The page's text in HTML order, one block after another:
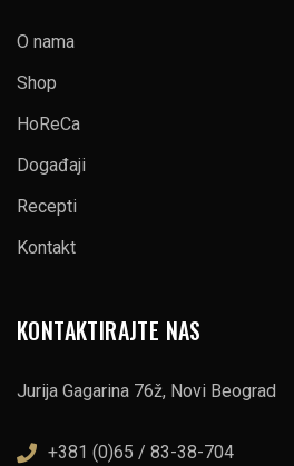
O nama
Shop
HoReCa
Događaji
Recepti
Kontakt
KONTAKTIRAJTE NAS
Jurija Gagarina 76ž, Novi Beograd
+381 (0)65 / 83-38-704